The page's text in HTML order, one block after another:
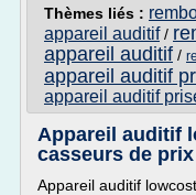
Thèmes liés :
appareil auditif/
appareil auditif /
appareil auditif
appareil auditif
Appareil auditif
casseurs de prix
Appareil auditif